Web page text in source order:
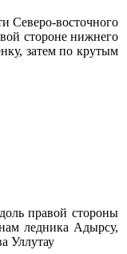
Северо-восточного
стороне нижнего
затем по крутым
правой стороны
ледника Адырсу,
Уллутау